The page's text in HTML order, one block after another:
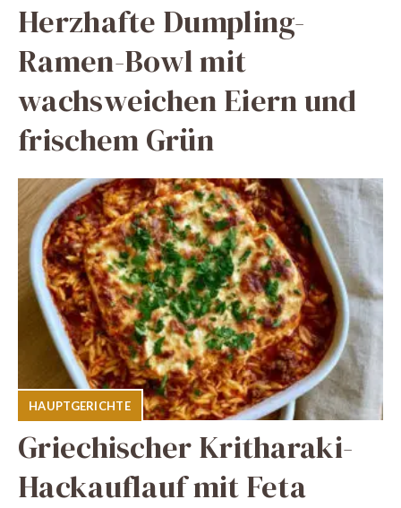
Herzhafte Dumpling-
Ramen-Bowl mit
wachsweichen Eiern und
frischem Grün
HAUPTGERICHTE
Griechischer Kritharaki-
Hackauflauf mit Feta